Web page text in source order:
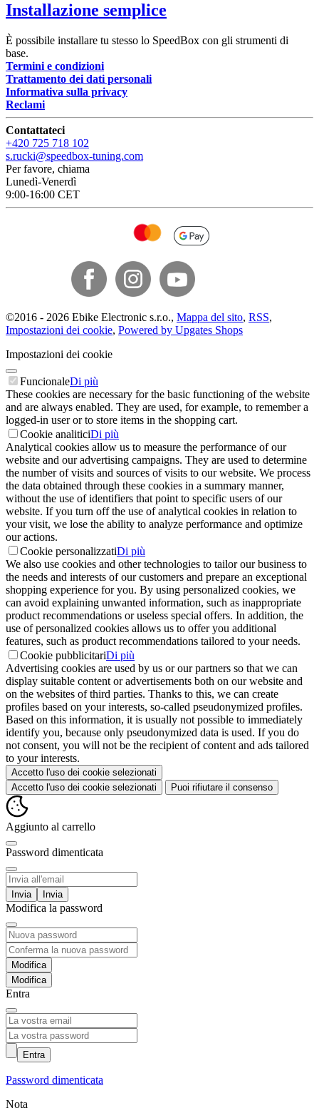
Installazione semplice
È possibile installare tu stesso lo SpeedBox con gli strumenti di
base.
Termini e condizioni
Trattamento dei dati personali
Informativa sulla privacy
Reclami
Contattateci
+420 725 718 102
s.rucki@speedbox-tuning.com
Per favore, chiama
Lunedì-Venerdì
9:00-16:00 CET
©2016 - 2026 Ebike Electronic s.r.o., Mappa del sito, RSS,
Impostazioni dei cookie, Powered by Upgates Shops
Impostazioni dei cookie
FuncionaleDi più
These cookies are necessary for the basic functioning of the website
and are always enabled. They are used, for example, to remember a
logged-in user or to store items in the shopping cart.
Cookie analiticiDi più
Analytical cookies allow us to measure the performance of our
website and our advertising campaigns. They are used to determine
the number of visits and sources of visits to our website. We process
the data obtained through these cookies in a summary manner,
without the use of identifiers that point to specific users of our
website. If you turn off the use of analytical cookies in relation to
your visit, we lose the ability to analyze performance and optimize
our actions.
Cookie personalizzatiDi più
We also use cookies and other technologies to tailor our business to
the needs and interests of our customers and prepare an exceptional
shopping experience for you. By using personalized cookies, we
can avoid explaining unwanted information, such as inappropriate
product recommendations or useless special offers. In addition, the
use of personalized cookies allows us to offer you additional
features, such as product recommendations tailored to your needs.
Cookie pubblicitariDi più
Advertising cookies are used by us or our partners so that we can
display suitable content or advertisements both on our website and
on the websites of third parties. Thanks to this, we can create
profiles based on your interests, so-called pseudonymized profiles.
Based on this information, it is usually not possible to immediately
identify you, because only pseudonymized data is used. If you do
not consent, you will not be the recipient of content and ads tailored
to your interests.
Accetto l'uso dei cookie selezionati
Accetto l'uso dei cookie selezionati
Puoi rifiutare il consenso
Aggiunto al carrello
Password dimenticata
Invia
Modifica la password
Modifica
Entra
Entra
Password dimenticata
Nota